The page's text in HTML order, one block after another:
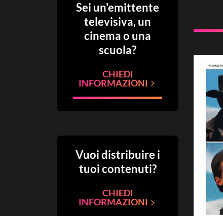
Sei un'emittente
televisiva, un
cinema o una
scuola?
CHIEDI
INFORMAZIONI
Vuoi distribuire i
tuoi contenuti?
CHIEDI
INFORMAZIONI